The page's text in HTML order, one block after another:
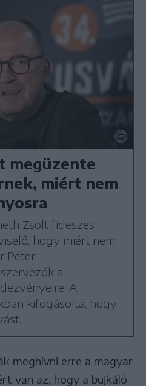
megüzente
miért nem
Zsolt fideszes
hogy miért nem
Péter
a
A
kifogásolta, hogy
meghívni erre a magyar
van az, hogy a bujkáló